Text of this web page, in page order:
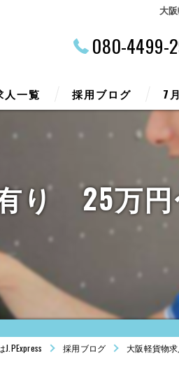
大
080-4499-
人一覧 採用ブログ 7
り 25万円
採用ブログ 大阪軽貨物